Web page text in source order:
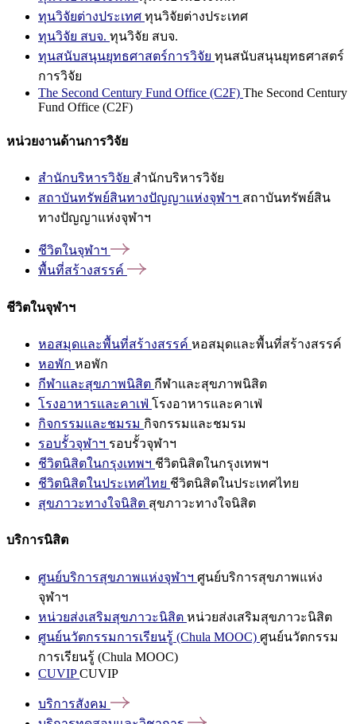
ทุนวิจัยต่างประเทศ ทุนวิจัยต่างประเทศ
ทุนวิจัย สบจ. ทุนวิจัย สบจ.
ทุนสนับสนุนยุทธศาสตร์การวิจัย ทุนสนับสนุนยุทธศาสตร์
การวิจัย
The Second Century Fund Office (C2F) The Second Century
Fund Office (C2F)
หน่วยงานด้านการวิจัย
สำนักบริหารวิจัย สำนักบริหารวิจัย
สถาบันทรัพย์สินทางปัญญาแห่งจุฬาฯ สถาบันทรัพย์สิน
ทางปัญญาแห่งจุฬาฯ
ชีวิตในจุฬาฯ
พื้นที่สร้างสรรค์
ชีวิตในจุฬาฯ
หอสมุดและพื้นที่สร้างสรรค์ หอสมุดและพื้นที่สร้างสรรค์
หอพัก หอพัก
กีฬาและสุขภาพนิสิต กีฬาและสุขภาพนิสิต
โรงอาหารและคาเฟ่ โรงอาหารและคาเฟ่
กิจกรรมและชมรม กิจกรรมและชมรม
รอบรั้วจุฬาฯ รอบรั้วจุฬาฯ
ชีวิตนิสิตในกรุงเทพฯ ชีวิตนิสิตในกรุงเทพฯ
ชีวิตนิสิตในประเทศไทย ชีวิตนิสิตในประเทศไทย
สุขภาวะทางใจนิสิต สุขภาวะทางใจนิสิต
บริการนิสิต
ศูนย์บริการสุขภาพแห่งจุฬาฯ ศูนย์บริการสุขภาพแห่ง
จุฬาฯ
หน่วยส่งเสริมสุขภาวะนิสิต หน่วยส่งเสริมสุขภาวะนิสิต
ศูนย์นวัตกรรมการเรียนรู้ (Chula MOOC) ศูนย์นวัตกรรม
การเรียนรู้ (Chula MOOC)
CUVIPCUVIP
บริการสังคม